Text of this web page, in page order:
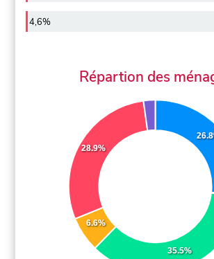
4,6%
Répartion des
35.5%
6.6%
28.9%